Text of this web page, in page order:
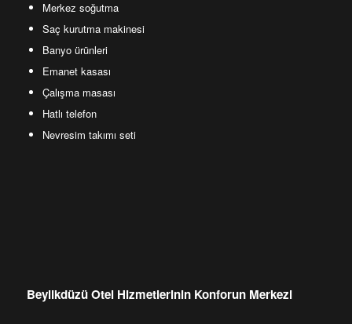
Merkez soğutma
Saç kurutma makinesi
Banyo ürünleri
Emanet kasası
Çalışma masası
Hatlı telefon
Nevresim takımı seti
Beylikdüzü Otel Hizmetlerinin Konforun Merkezi